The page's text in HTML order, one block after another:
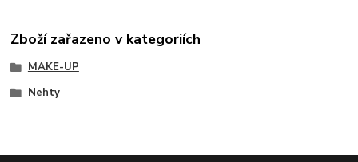
Zboží zařazeno v kategoriích
MAKE-UP
Nehty